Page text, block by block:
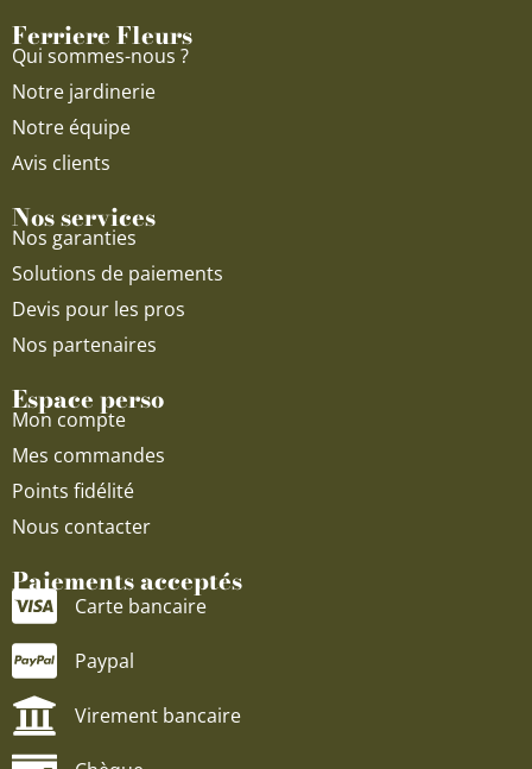
Ferriere Fleurs
Qui sommes-nous ?
Notre jardinerie
Notre équipe
Avis clients
Nos services
Nos garanties
Solutions de paiements
Devis pour les pros
Nos partenaires
Espace perso
Mon compte
Mes commandes
Points fidélité
Nous contacter
Paiements acceptés
Carte bancaire
Paypal
Virement bancaire